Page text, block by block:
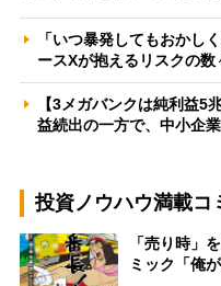
「いつ暴発してもおかし
ースXが抱えるリスクの
【3メガバンクは純利益5
益続出の一方で、中小企
投資ノウハウ満載コ
「売り時」
ミック「俺